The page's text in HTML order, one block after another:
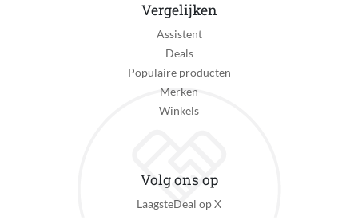
Vergelijken
Assistent
Deals
Populaire producten
Merken
Winkels
Volg ons op
LaagsteDeal op X